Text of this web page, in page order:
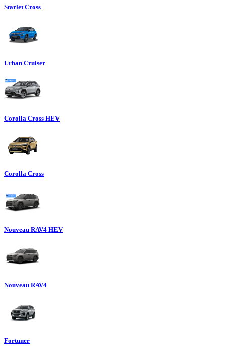
Starlet Cross
Urban Cruiser
Corolla Cross HEV
Corolla Cross
Nouveau RAV4 HEV
Nouveau RAV4
Fortuner